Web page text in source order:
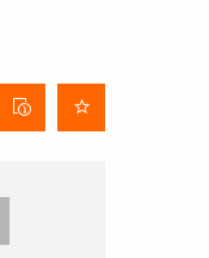
Stofinformatieblad